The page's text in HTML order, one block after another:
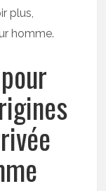
plus,
homme.